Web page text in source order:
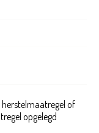
herstelmaatregel of
opgelegd